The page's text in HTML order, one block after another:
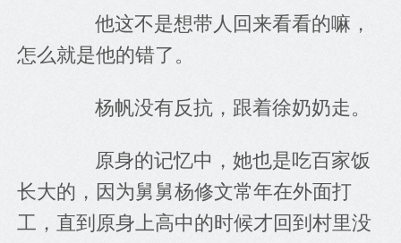
他这不是想带人回来看看的嘛，
怎么就是他的错了。
杨帆没有反抗，跟着徐奶奶走。
原身的记忆中，她也是吃百家饭
长大的，因为舅舅杨修文常年在外面打
工，直到原身上高中的时候才回到村里没